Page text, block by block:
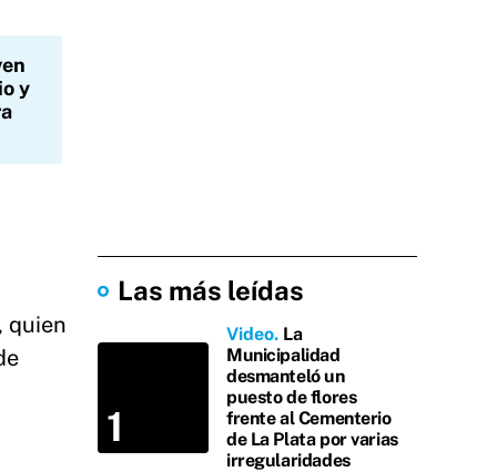
y
quien
Las más leídas
Video La
Municipalidad
desmanteló un
puesto de flores
frente al Cementerio
de La Plata por varias
irregularidades